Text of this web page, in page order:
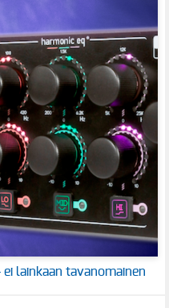
lainkaan tavanomainen